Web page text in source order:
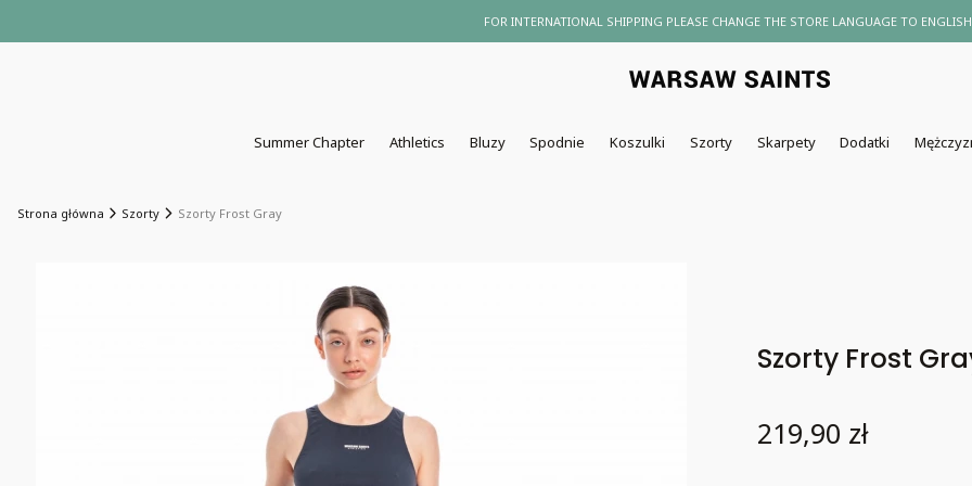
FOR INTERNATIONAL SHIPPING PLEASE CHANGE THE STORE LANGUAGE TO ENGLISH.
Summer Chapter Athletics Bluzy Spodnie Koszulki Szorty Skarpety Dodatki
Strona główna Szorty Szorty Frost Gray
Szorty Frost
Cena
219,90 zł